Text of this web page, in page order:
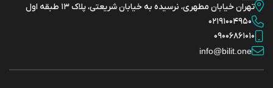
تهران خیابان مطهری، نرسیده به خیابان شریعتی، پلاک 13 طبقه اول
02191004950
09006861010
info@bilit.one